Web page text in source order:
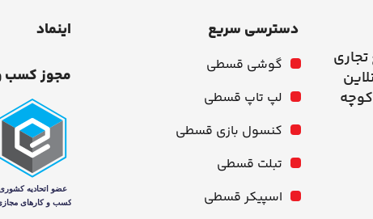
کوچه
دسترسی سریع
گوشی قسطی
لپ تاپ قسطی
کنسول بازی قسطی
تبلت قسطی
اسپیکر قسطی
اینماد
مجوز کسب